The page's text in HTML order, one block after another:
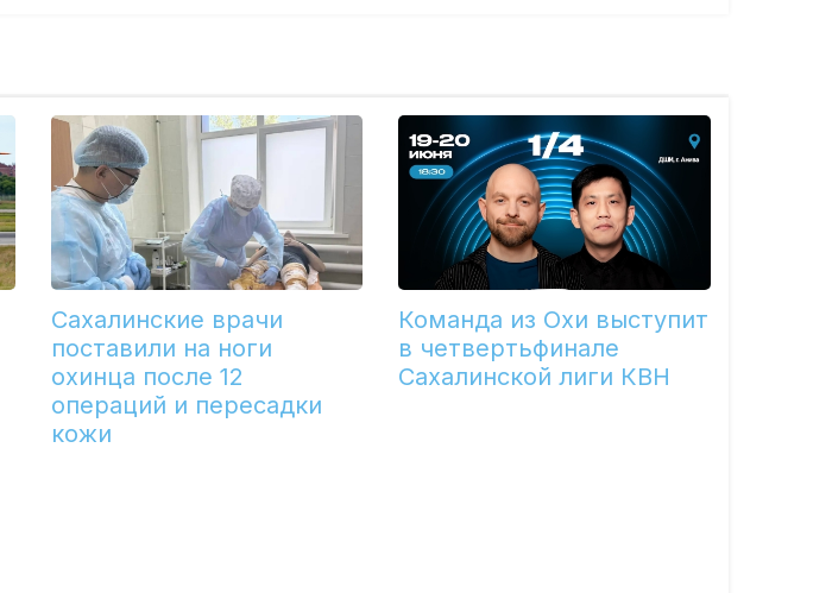
Сахалинские врачи
поставили на ноги
охинца после 12
операций и пересадки
кожи
Команда из Охи выступит
в четвертьфинале
Сахалинской лиги КВН